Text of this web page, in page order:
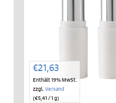
€21,63
Enthält 19% MwSt.
zzgl. Versand
(€5,41 / 1 g)